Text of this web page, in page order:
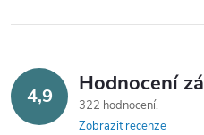
4,9 Hodnocení
322 hodnocení
Zobrazit recenze